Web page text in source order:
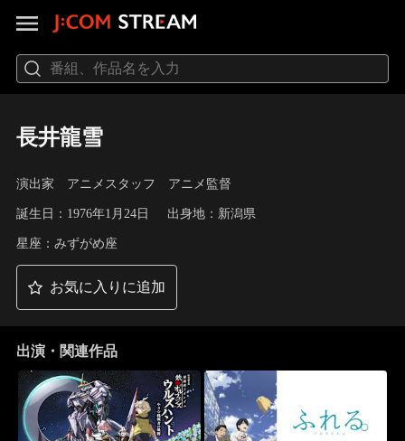
長井龍雪
演出家 アニメスタッフ アニメ監督
誕生日：1976年1月24日 出身地：新潟県
星座：みずがめ座
お気に入りに追加
出演・関連作品